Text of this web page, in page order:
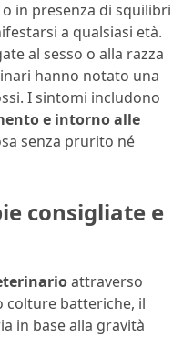
in presenza di squilibri
a qualsiasi età.
al sesso o alla razza
hanno notato una
I sintomi includono
e intorno alle
senza prurito né
consigliate e
attraverso
colture batteriche, il
in base alla gravità